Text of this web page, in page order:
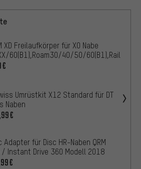
XD Freilaufkörper für X0 Nabe
60(B1),Roam30/40/50/60(B1),Rail40
Umrüstkit X12 Standard für DT
Naben
Adapter für Disc HR-Naben QRM
Instant Drive 360 Modell 2018